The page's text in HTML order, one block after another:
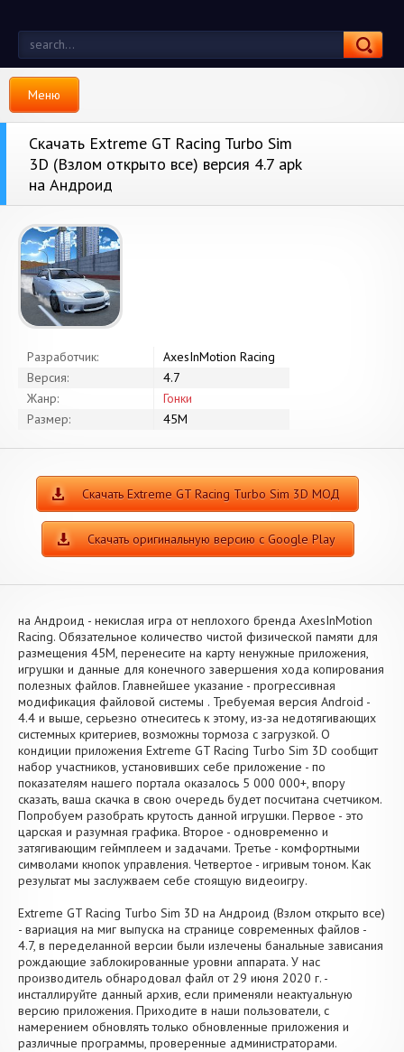
Меню
Скачать Extreme GT Racing Turbo Sim
3D (Взлом открыто все) версия 4.7 apk
на Андроид
Разработчик:
AxesInMotion Racing
Версия:
4.7
Жанр:
Гонки
Размер:
45M
Скачать Extreme GT Racing Turbo Sim 3D МОД
Скачать оригинальную версию с Google Play
на Андроид - некислая игра от неплохого бренда AxesInMotion
Racing. Обязательное количество чистой физической памяти для
размещения 45M, перенесите на карту ненужные приложения,
игрушки и данные для конечного завершения хода копирования
полезных файлов. Главнейшее указание - прогрессивная
модификация файловой системы . Требуемая версия Android -
4.4 и выше, серьезно отнеситесь к этому, из-за недотягивающих
системных критериев, возможны тормоза с загрузкой. О
кондиции приложения Extreme GT Racing Turbo Sim 3D сообщит
набор участников, установивших себе приложение - по
показателям нашего портала оказалось 5 000 000+, впору
сказать, ваша скачка в свою очередь будет посчитана счетчиком.
Попробуем разобрать крутость данной игрушки. Первое - это
царская и разумная графика. Второе - одновременно и
затягивающим геймплеем и задачами. Третье - комфортными
символами кнопок управления. Четвертое - игривым тоном. Как
результат мы заслужваем себе стоящую видеоигру.
Extreme GT Racing Turbo Sim 3D на Андроид (Взлом открыто все)
- вариация на миг выпуска на странице современных файлов -
4.7, в переделанной версии были излечены банальные зависания
рождающие заблокированные уровни аппарата. У нас
производитель обнародовал файл от 29 июня 2020 г. -
инсталлируйте данный архив, если применяли неактуальную
версию приложения. Приходите в наши пользователи, с
намерением обновлять только обновленные приложения и
различные программы, проверенные администраторами.